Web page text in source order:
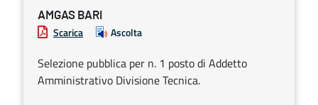
AMGAS BARI
Scarica Ascolta
Selezione pubblica per n. 1 posto di Addetto
Amministrativo Divisione Tecnica.